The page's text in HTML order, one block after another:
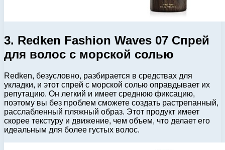
3. Redken Fashion Waves 07 Спрей
для волос с морской солью
Redken, безусловно, разбирается в средствах для
укладки, и этот спрей с морской солью оправдывает их
репутацию. Он легкий и имеет среднюю фиксацию,
поэтому вы без проблем сможете создать растрепанный,
расслабленный пляжный образ. Этот продукт имеет
скорее текстуру и движение, чем объем, что делает его
идеальным для более густых волос.